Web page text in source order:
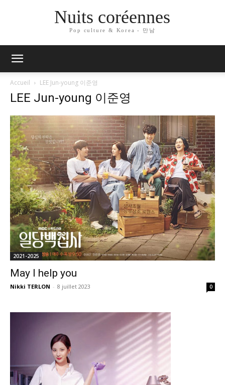
Nuits coréennes
Pop culture & Korea - 만남
Accueil LEE Jun-young 이준영
LEE Jun-young 이준영
2021-2025
May I help you
Nikki TERLON - 8 juillet 2023 0